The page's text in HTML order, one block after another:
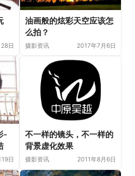
日
油画般的炫彩天空应该怎
么拍？
摄影资讯 2017年7月6日
-
日
不一样的镜头，不一样的
背景虚化效果
摄影资讯 2011年8月6日